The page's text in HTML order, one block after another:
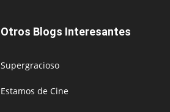
Otros Blogs Interesantes
Supergracioso
Estamos de Cine